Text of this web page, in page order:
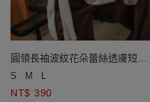
圓領長袖波紋花朵蕾絲透膚短版
上衣
S M L
NT$ 390